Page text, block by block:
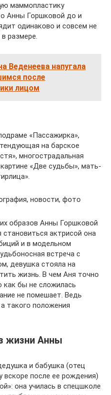
маммопластику
Анны Горшковой до и
одинаково и совсем не
размере.
Веденеева напугала
после
лицом
«Пассажирка»,
на барское
многострадальная
«Две судьбы», мать-
новости, фото
образов Анны Горшковой
становиться актрисой она
и в модельном
встреча с
девушка стояла на
жизнь. В чем Аня точно
как бы не сложилась
не помешает. Ведь
такого положения
жизни Анны
и бабушка (отец
вскоре после ее рождения)
она училась в спецшколе